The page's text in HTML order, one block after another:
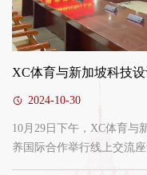
2024-10-30
10月29日下午，XC体育与
养国际合作举行线上交流